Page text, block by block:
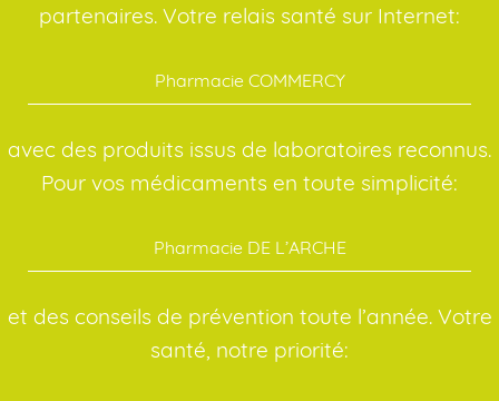
partenaires. Votre relais santé sur Internet:
Pharmacie COMMERCY
avec des produits issus de laboratoires reconnus.
Pour vos médicaments en toute simplicité:
Pharmacie DE L’ARCHE
et des conseils de prévention toute l’année. Votre
santé, notre priorité: